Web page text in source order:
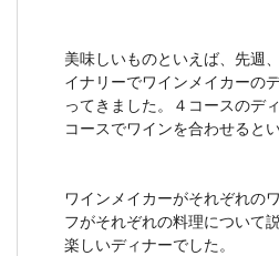
美味しいものといえば、先週
イナリーでワインメイカーの
ってきました。４コースのデ
コースでワインを合わせると
ワインメイカーがそれぞれの
フがそれぞれの料理について
楽しいディナーでした。